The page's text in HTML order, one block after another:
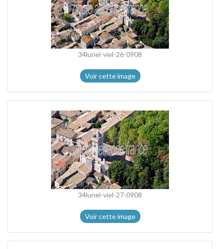
34lunel-viel-26-0908
Voir cette image
34lunel-viel-27-0908
Voir cette image